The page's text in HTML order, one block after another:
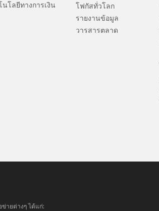
นโลยีทางการเงิน
โฟกัสทั่วโลก
รายงานข้อมูล
วารสารตลาด
ายต่างๆ ได้แก่: